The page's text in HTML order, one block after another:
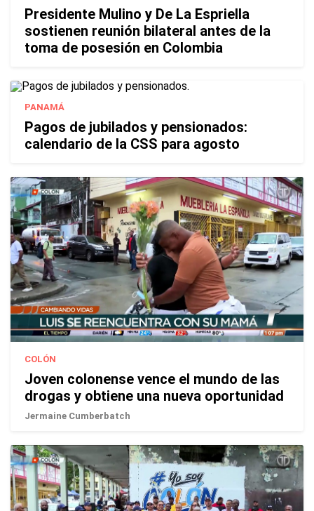
Presidente Mulino y De La Espriella
sostienen reunión bilateral antes de la
toma de posesión en Colombia
PANAMÁ
Pagos de jubilados y pensionados:
calendario de la CSS para agosto
COLÓN
Joven colonense vence el mundo de las
drogas y obtiene una nueva oportunidad
Jermaine Cumberbatch